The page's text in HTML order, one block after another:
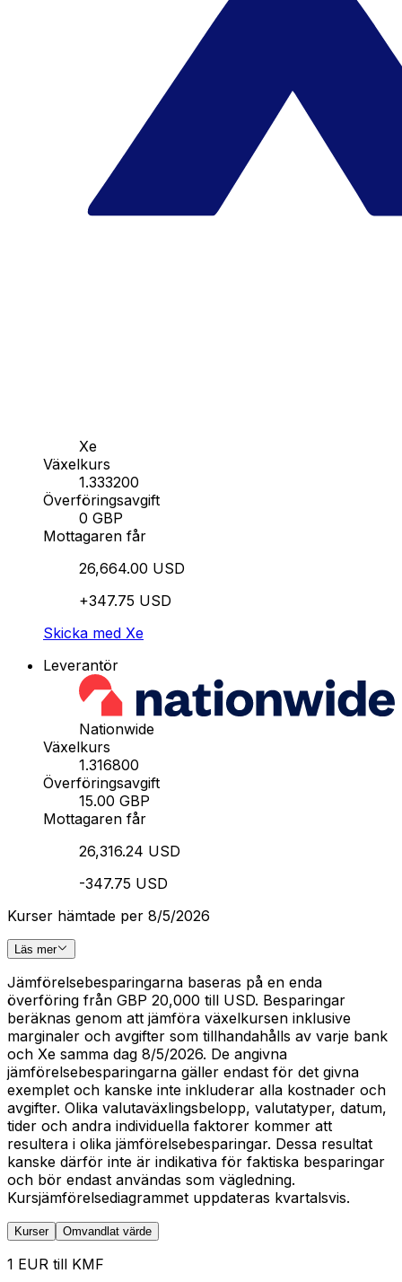
Xe
Växelkurs
1.333200
Överföringsavgift
0 GBP
Mottagaren får
26,664.00 USD
+347.75 USD
Skicka med Xe
Leverantör
Nationwide
Växelkurs
1.316800
Överföringsavgift
15.00 GBP
Mottagaren får
26,316.24 USD
-347.75 USD
Kurser hämtade per 8/5/2026
Läs mer
Jämförelsebesparingarna baseras på en enda
överföring från GBP 20,000 till USD. Besparingar
beräknas genom att jämföra växelkursen inklusive
marginaler och avgifter som tillhandahålls av varje bank
och Xe samma dag 8/5/2026. De angivna
jämförelsebesparingarna gäller endast för det givna
exemplet och kanske inte inkluderar alla kostnader och
avgifter. Olika valutaväxlingsbelopp, valutatyper, datum,
tider och andra individuella faktorer kommer att
resultera i olika jämförelsebesparingar. Dessa resultat
kanske därför inte är indikativa för faktiska besparingar
och bör endast användas som vägledning.
Kursjämförelsediagrammet uppdateras kvartalsvis.
Kurser Omvandlat värde
1 EUR till KMF